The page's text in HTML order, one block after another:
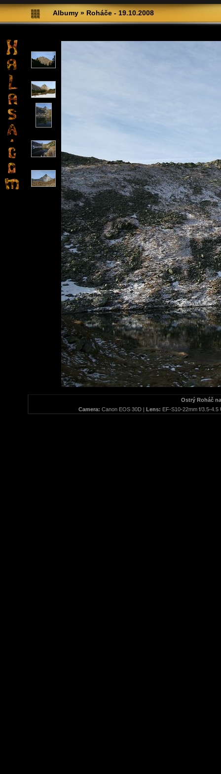
Albumy » Roháče - 19.10.2008
Ostrý Roháč
Camera: Canon EOS 30D | Lens: EF-S10-22mm f/3.5-4.5